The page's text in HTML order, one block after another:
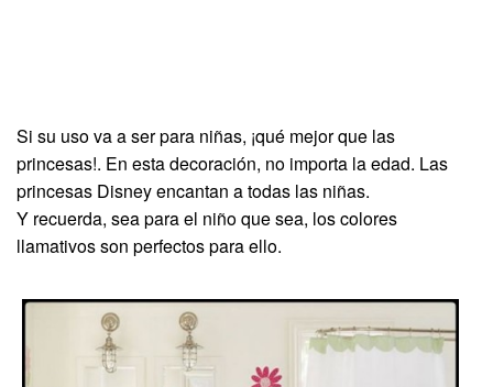
Si su uso va a ser para niñas, ¡qué mejor que las
princesas!. En esta decoración, no importa la edad. Las
princesas Disney encantan a todas las niñas.
Y recuerda, sea para el niño que sea, los colores
llamativos son perfectos para ello.